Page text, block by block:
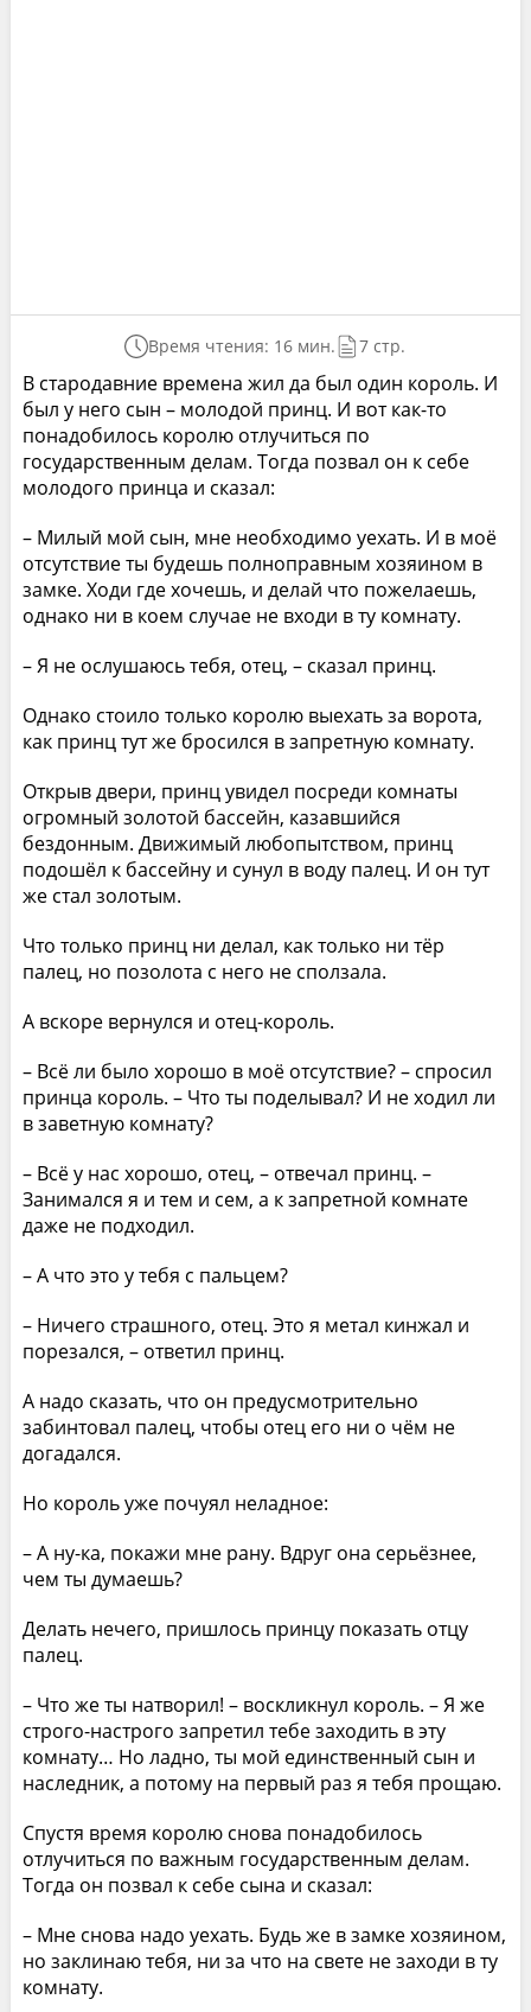
Время чтения: 16 мин. 7 стр.
В стародавние времена жил да был один король. И
был у него сын – молодой принц. И вот как-то
понадобилось королю отлучиться по
государственным делам. Тогда позвал он к себе
молодого принца и сказал:
– Милый мой сын, мне необходимо уехать. И в моё
отсутствие ты будешь полноправным хозяином в
замке. Ходи где хочешь, и делай что пожелаешь,
однако ни в коем случае не входи в ту комнату.
– Я не ослушаюсь тебя, отец, – сказал принц.
Однако стоило только королю выехать за ворота,
как принц тут же бросился в запретную комнату.
Открыв двери, принц увидел посреди комнаты
огромный золотой бассейн, казавшийся
бездонным. Движимый любопытством, принц
подошёл к бассейну и сунул в воду палец. И он тут
же стал золотым.
Что только принц ни делал, как только ни тёр
палец, но позолота с него не сползала.
А вскоре вернулся и отец-король.
– Всё ли было хорошо в моё отсутствие? – спросил
принца король. – Что ты поделывал? И не ходил ли
в заветную комнату?
– Всё у нас хорошо, отец, – отвечал принц. –
Занимался я и тем и сем, а к запретной комнате
даже не подходил.
– А что это у тебя с пальцем?
– Ничего страшного, отец. Это я метал кинжал и
порезался, – ответил принц.
А надо сказать, что он предусмотрительно
забинтовал палец, чтобы отец его ни о чём не
догадался.
Но король уже почуял неладное:
– А ну-ка, покажи мне рану. Вдруг она серьёзнее,
чем ты думаешь?
Делать нечего, пришлось принцу показать отцу
палец.
– Что же ты натворил! – воскликнул король. – Я же
строго-настрого запретил тебе заходить в эту
комнату… Но ладно, ты мой единственный сын и
наследник, а потому на первый раз я тебя прощаю.
Спустя время королю снова понадобилось
отлучиться по важным государственным делам.
Тогда он позвал к себе сына и сказал:
– Мне снова надо уехать. Будь же в замке хозяином,
но заклинаю тебя, ни за что на свете не заходи в ту
комнату.